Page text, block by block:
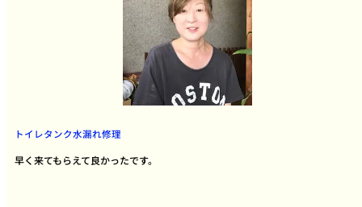
トイレタンク水漏れ修理
早く来てもらえて良かったです。